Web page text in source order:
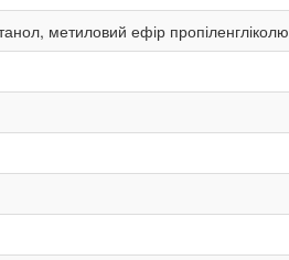
метиловий ефір пропіленгліколю